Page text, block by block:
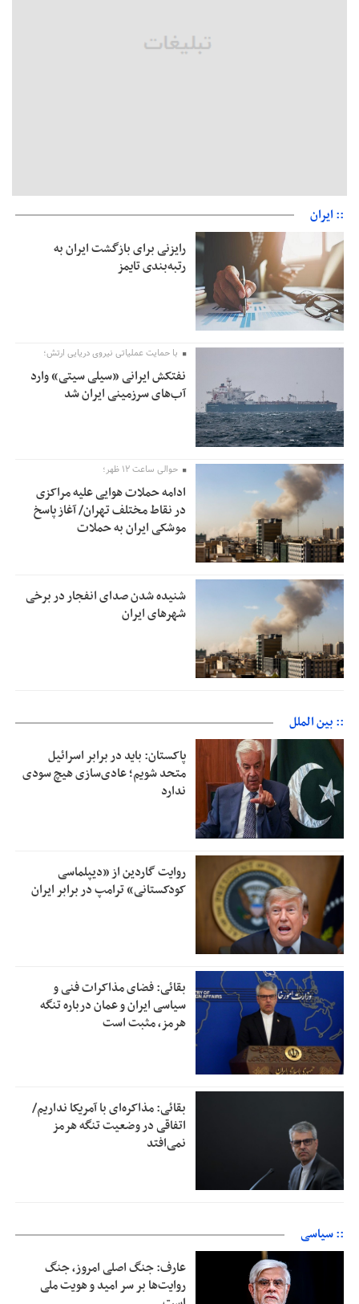
امیر اکرمی‌نیا: ارتش کاملاً آماده است
:: ایران
رایزنی برای بازگشت ایران به
رتبه‌بندی تایمز
با حمایت عملیاتی نیروی دریایی ارتش؛
نفتکش ایرانی «سیلی سیتی» وارد
آب‌های سرزمینی ایران شد
حوالی ساعت ۱۲ ظهر؛
ادامه حملات هوایی علیه مراکزی
در نقاط مختلف تهران/ آغاز پاسخ
موشکی ایران به حملات
شنیده شدن صدای انفجار در برخی
شهرهای ایران
:: بین الملل
پاکستان: باید در برابر اسرائیل
متحد شویم؛ عادی‌سازی هیچ سودی
ندارد
روایت گاردین از «دیپلماسی
کودکستانی» ترامپ در برابر ایران
بقائی: فضای مذاکرات فنی و
سیاسی ایران و عمان درباره تنگه
هرمز، مثبت است
بقائی: مذاکره‌ای با آمریکا نداریم/
اتفاقی در وضعیت تنگه هرمز
نمی‌افتد
:: سیاسی
عارف: جنگ اصلی امروز، جنگ
روایت‌ها بر سر امید و هویت ملی